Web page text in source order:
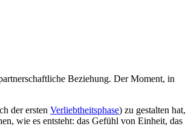
Beziehung. Der Moment, in
der ersten Verliebtheitsphase) zu gestalten hat,
wie es entsteht: das Gefühl von Einheit, das